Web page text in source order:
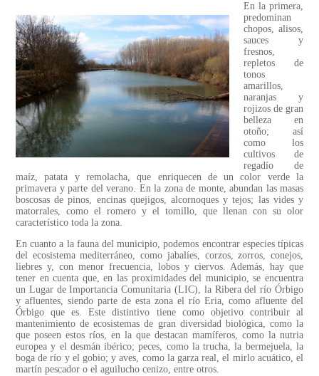
En la primera,
predominan
chopos, alisos,
sauces y
fresnos,
repletos de
tonos
amarillos,
naranjas y
rojizos de gran
belleza en
otoño; así
como los
cultivos de
regadío de
maíz, patata y remolacha, que enriquecen de un color verde la
primavera y parte del verano. En la zona de monte, abundan las masas
boscosas de pinos, encinas quejigos, alcornoques y tejos; las vides y
matorrales, como el romero y el tomillo, que llenan con su olor
característico toda la zona.
En cuanto a la fauna del municipio, podemos encontrar especies típicas
del ecosistema mediterráneo, como jabalíes, corzos, zorros, conejos,
liebres y, con menor frecuencia, lobos y ciervos. Además, hay que
tener en cuenta que, en las proximidades del municipio, se encuentra
un Lugar de Importancia Comunitaria (LIC), la Ribera del río Órbigo
y afluentes, siendo parte de esta zona el río Eria, como afluente del
Órbigo que es. Este distintivo tiene como objetivo contribuir al
mantenimiento de ecosistemas de gran diversidad biológica, como la
que poseen estos ríos, en la que destacan mamíferos, como la nutria
europea y el desmán ibérico; peces, como la trucha, la bermejuela, la
boga de río y el gobio; y aves, como la garza real, el mirlo acuático, el
martín pescador o el aguilucho cenizo, entre otros.